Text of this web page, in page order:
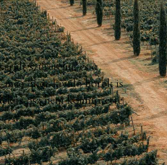
szüretelni, és a
még akár kiváló borok is
ősz nem könnyítette